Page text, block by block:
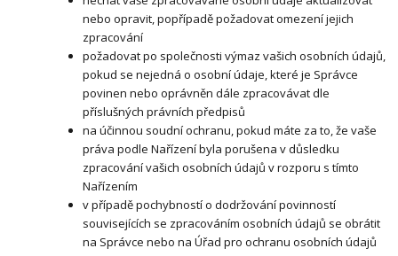
nebo opravit, popřípadě požadovat omezení jejich
zpracování
požadovat po společnosti výmaz vašich osobních údajů,
pokud se nejedná o osobní údaje, které je Správce
povinen nebo oprávněn dále zpracovávat dle
příslušných právních předpisů
na účinnou soudní ochranu, pokud máte za to, že vaše
práva podle Nařízení byla porušena v důsledku
zpracování vašich osobních údajů v rozporu s tímto
Nařízením
v případě pochybností o dodržování povinností
souvisejících se zpracováním osobních údajů se obrátit
na Správce nebo na Úřad pro ochranu osobních údajů